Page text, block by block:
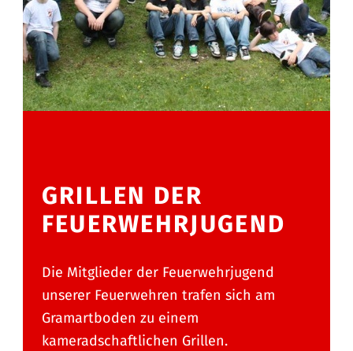
GRILLEN DER
FEUERWEHRJUGEND
Die Mitglieder der Feuerwehrjugend
unserer Feuerwehren trafen sich am
Gramartboden zu einem
kameradschaftlichen Grillen.